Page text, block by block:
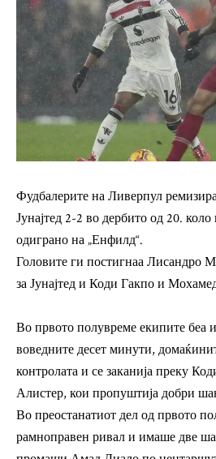
Фудбалерите на Ливерпул
Јунајтед 2-2 во дербито од 20.
одиграно на „Енфилд“.
Головите ги постигнаа Лисандро
за Јунајтед и Коди Гакпо и
Во првото полувреме екипите беа
воведните десет минути,
контролата и се заканија преку
Алистер, кои пропуштија добри
Во преостанатиот дел од првото
рамноправен ривал и имаше две